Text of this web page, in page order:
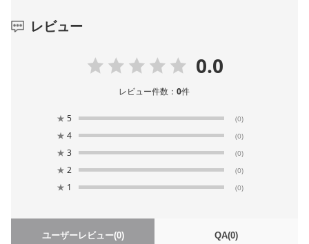
レビュー
0.0
レビュー件数：0件
★ 5 (0)
★ 4 (0)
★ 3 (0)
★ 2 (0)
★ 1 (0)
ユーザーレビュー(0) QA(0)